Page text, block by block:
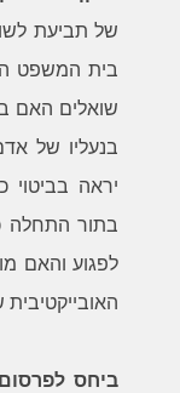
של תביעת
בית המשפט
שואלים האם
בנעליו של
יראה בביטוי
בתור התחלה
לפגוע והאם
ביחס לפרסום